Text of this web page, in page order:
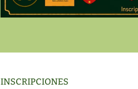
INSCRIPCIONES